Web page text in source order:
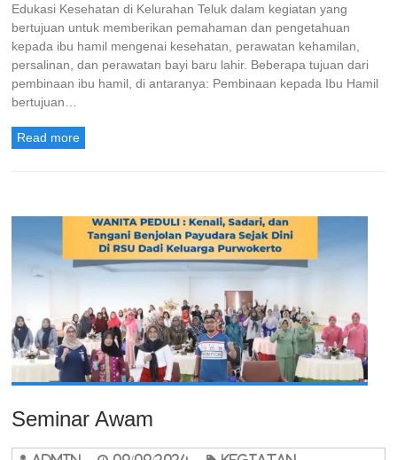
Edukasi Kesehatan di Kelurahan Teluk dalam kegiatan yang
bertujuan untuk memberikan pemahaman dan pengetahuan
kepada ibu hamil mengenai kesehatan, perawatan kehamilan,
persalinan, dan perawatan bayi baru lahir. Beberapa tujuan dari
pembinaan ibu hamil, di antaranya: Pembinaan kepada Ibu Hamil
bertujuan…
Read more
Seminar Awam